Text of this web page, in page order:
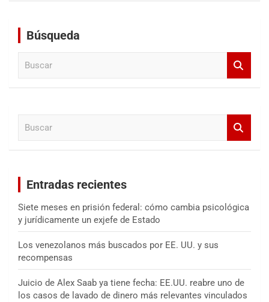
Búsqueda
Entradas recientes
Siete meses en prisión federal: cómo cambia psicológica
y jurídicamente un exjefe de Estado
Los venezolanos más buscados por EE. UU. y sus
recompensas
Juicio de Alex Saab ya tiene fecha: EE.UU. reabre uno de
los casos de lavado de dinero más relevantes vinculados